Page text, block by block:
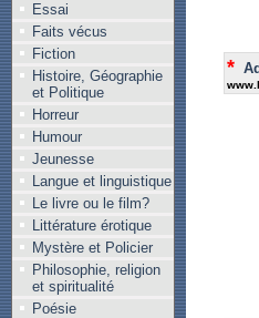
Essai
Faits vécus
Fiction
Histoire, Géographie
et Politique
Horreur
Humour
Jeunesse
Langue et linguistique
Le livre ou le film?
Littérature érotique
Mystère et Policier
Philosophie, religion
et spiritualité
Poésie
*